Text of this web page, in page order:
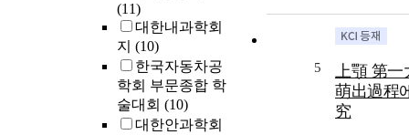
(11)
대한내과학회
지 (10)
한국자동차공
학회 부문종합 학
술대회 (10)
대한안과학회
thought and
the
declaration
labor is not a
mixture of
Market
defined as
of a level of
5
上顎 第一
萌出過程
究